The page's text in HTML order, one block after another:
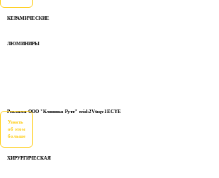
КЕРАМИЧЕСКИЕ
ЛЮМИНИРЫ
Реклама ООО "Клиника Рутт" erid:2Vtzqv1ECYE
Узнать
об этом
больше
ХИРУРГИЧЕСКАЯ